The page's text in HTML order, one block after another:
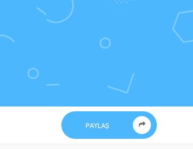
PAYLAŞ